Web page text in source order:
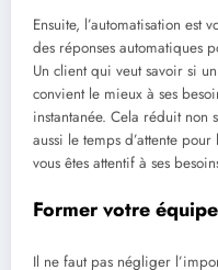
Ensuite, l’automatisation est
des réponses automatiques
Un client qui veut savoir si
convient le mieux à ses
instantanée. Cela réduit non
aussi le temps d’attente
vous êtes attentif à ses
Former votre équipe
Il ne faut pas négliger